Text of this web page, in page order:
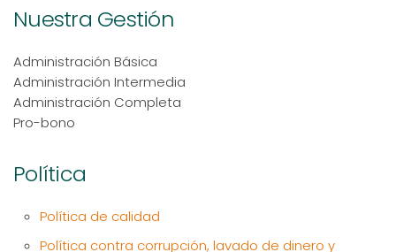
Nuestra Gestión
Administración Básica
Administración Intermedia
Administración Completa
Pro-bono
Política
Política de calidad
Política contra corrupción, lavado de dinero y